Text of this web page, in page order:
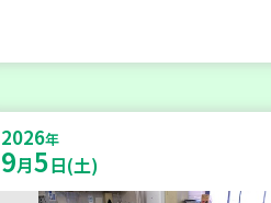
2026年
9月5日(土)